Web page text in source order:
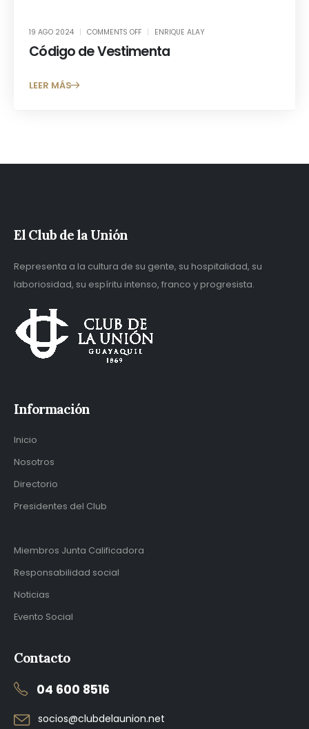
Código de Vestimenta
19 AGO 2024 ENRIQUE ALAY
COMMENTS OFF
LEER MÁS
El Club de la Unión
Representa a la cultura de su gente, su hospitalidad, su
laboriosidad, su espíritu intenso, franco y progresista.
Información
Inicio
Nosotros
Directorio
Presidentes del Club
Miembros Junta Calificadora
Responsabilidad social
Noticias
Evento Social
Contacto
04 600 8516
socios@clubdelaunion.net